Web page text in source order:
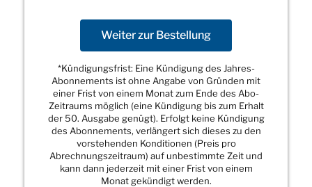
Weiter zur Bestellung
*Kündigungsfrist: Eine Kündigung des Jahres-
Abonnements ist ohne Angabe von Gründen mit
einer Frist von einem Monat zum Ende des Abo-
Zeitraums möglich (eine Kündigung bis zum Erhalt
der 50. Ausgabe genügt). Erfolgt keine Kündigung
des Abonnements, verlängert sich dieses zu den
vorstehenden Konditionen (Preis pro
Abrechnungszeitraum) auf unbestimmte Zeit und
kann dann jederzeit mit einer Frist von einem
Monat gekündigt werden.